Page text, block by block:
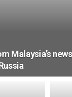
Malaysia’s